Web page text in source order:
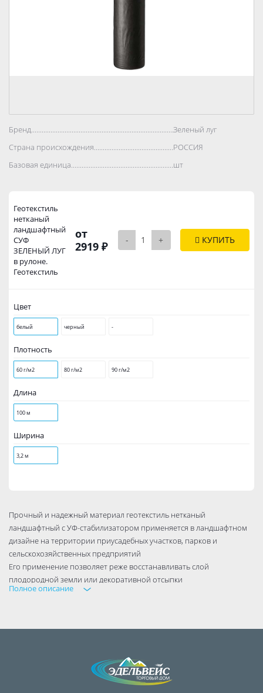
Бренд..................................................................................Зеленый луг
Страна происхождения..................................................................................
РОССИЯ
Базовая единица..................................................................................
шт
Геотекстиль
нетканый
ландшафтный
СУФ
ЗЕЛЕНЫЙ ЛУГ
в рулоне.
Геотекстиль
от
2919 ₽
- + КУПИТЬ
Цвет
белый черный -
Плотность
60 г/м2 80 г/м2 90 г/м2
Длина
100 м
Ширина
3,2 м
Прочный и надежный материал геотекстиль нетканый
ландшафтный с УФ-стабилизатором применяется в ландшафтном
дизайне на территории приусадебных участков, парков и
сельскохозяйственных предприятий
Его применение позволяет реже восстанавливать слой
плодородной земли или декоративной отсыпки
Способность материала выдерживать большие нагрузки снижает
предотвращается накопление воды вблизи дорожек, которое ведет
Используется при обустройстве компостных ям для ускорения
созревания компоста и защиты его от пересыхания
Сдерживает рост сорняков
Полное описание